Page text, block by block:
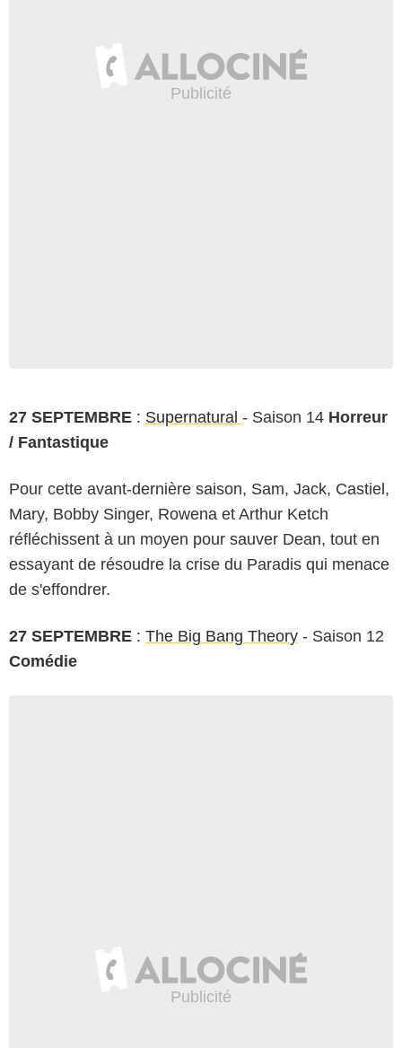
27 SEPTEMBRE : Supernatural - Saison 14 Horreur
/ Fantastique
Pour cette avant-dernière saison, Sam, Jack, Castiel,
Mary, Bobby Singer, Rowena et Arthur Ketch
réfléchissent à un moyen pour sauver Dean, tout en
essayant de résoudre la crise du Paradis qui menace
de s'effondrer.
27 SEPTEMBRE : The Big Bang Theory - Saison 12
Comédie